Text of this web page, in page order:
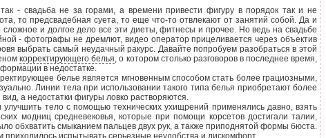
- свадьба не за горами, а времени привести фигуру в порядок так и не
то предсвадебная суета, то еще что-то отвлекают от занятий собой. Да и
- сложное и долгое дело все эти диеты, фитнесы и прочее. Но ведь на свадьбе
- фотографы не дремлют, видео оператор прицеливается через объектив
выбрать самый неудачный ракурс. Давайте попробуем разобраться в этой
корректирующего белья, о котором столько разговоров в последнее время,
в недостатке.
белье является мгновенным способом стать более грациозными,
Линии тела при использовании такого типа белья приобретают более
а недостатки фигуры ловко растворяются.
улучшить тело с помощью технических ухищрений применялись давно, взять
модниц средневековья, которые при помощи корсетов достигали талии,
обхватить смыканием пальцев двух рук, а также приподнятой формы бюста.
испытывать серьезные неудобства и дискомфорт.